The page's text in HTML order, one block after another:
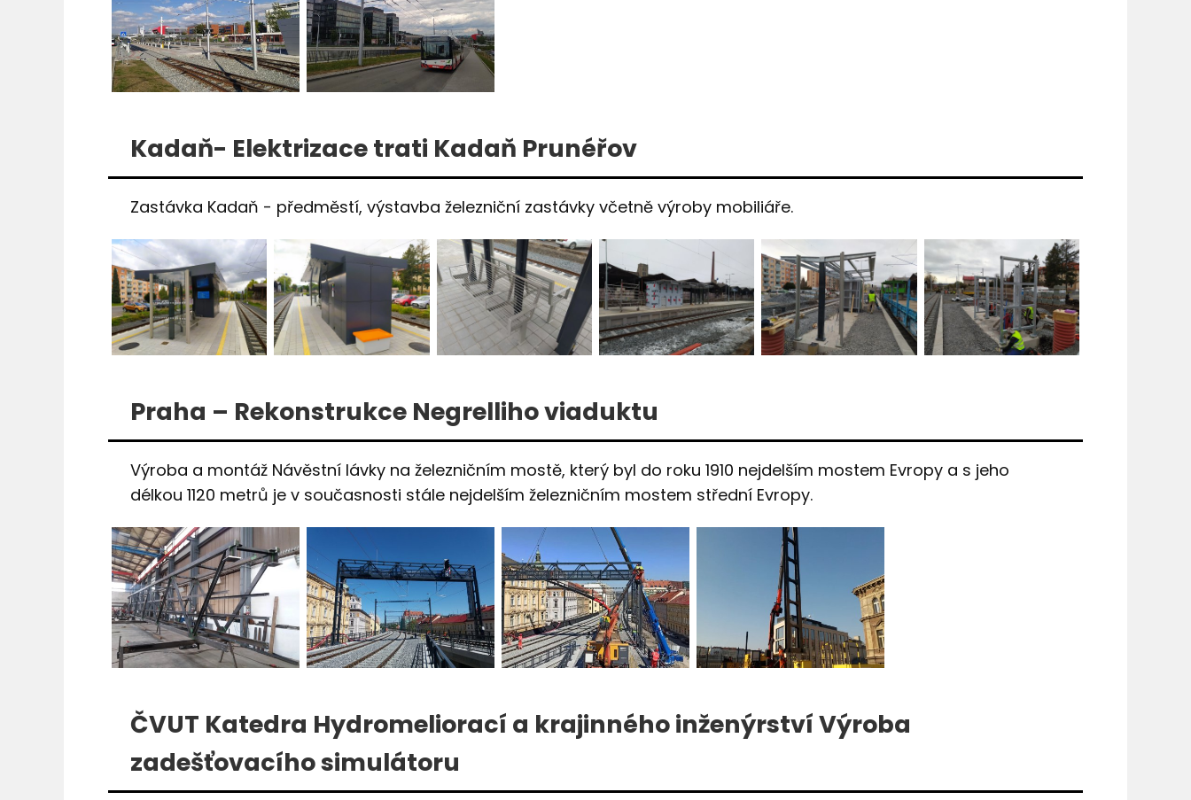
Kadaň- Elektrizace trati Kadaň Prunéřov
Zastávka Kadaň - předměstí, výstavba železniční zastávky včetně výroby mobiliáře.
Praha – Rekonstrukce Negrelliho viaduktu
Výroba a montáž Návěstní lávky na železničním mostě, který byl do roku 1910 nejdelším mostem Evropy a s jeho
délkou 1120 metrů je v současnosti stále nejdelším železničním mostem střední Evropy.
ČVUT Katedra Hydromeliorací a krajinného inženýrství Výroba
zadešťovacího simulátoru